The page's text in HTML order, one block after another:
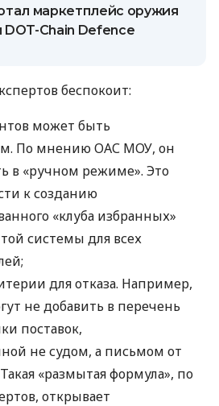
маркетплейс оружия
Chain Defence
беспокоит:
может быть
По мнению ОАС МОУ, он
в «ручном режиме». Это
к созданию
«клуба избранных»
системы для всех
для отказа. Например,
не добавить в перечень
поставок,
не судом, а письмом от
Такая «размытая формула», по
открывает